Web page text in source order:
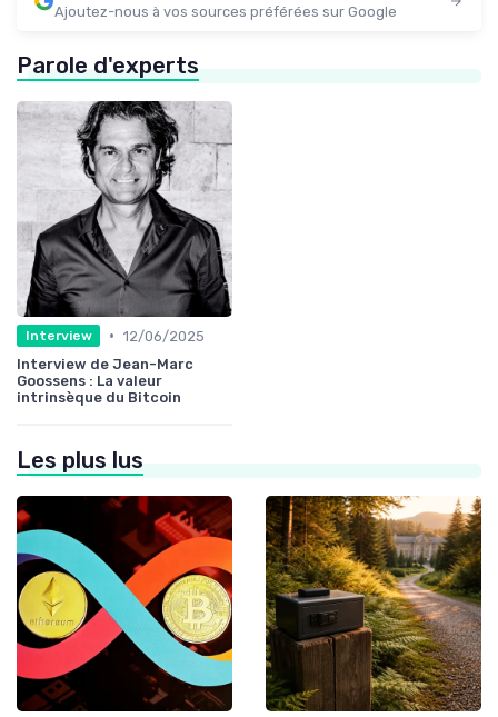
Ajoutez-nous à vos sources préférées sur Google
Parole d'experts
Interview • 12/06/2025
Interview de Jean-Marc
Goossens : La valeur
intrinsèque du Bitcoin
Les plus lus